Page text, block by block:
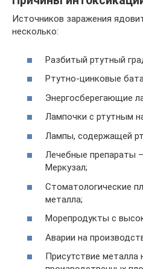
Источников заражения
несколько:
Разбитый ртутный
Ртутно-цинковые
Энергосберегающие
Лампочки с ртутным
Лампы, содержащей
Лечебные препараты
Меркузал;
Стоматологические
металла;
Морепродукты с
Аварии на
Присутствие металла